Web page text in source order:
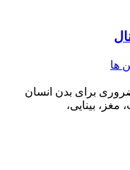
ها
6,550,000تومان
ضروری برای بدن انسان
بینایی،